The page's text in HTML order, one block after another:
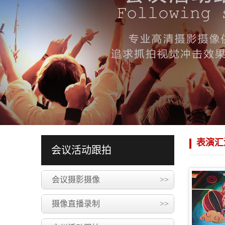
会议活动跟拍
会议摄影摄像 >>
摄像直播录制 >>
表演